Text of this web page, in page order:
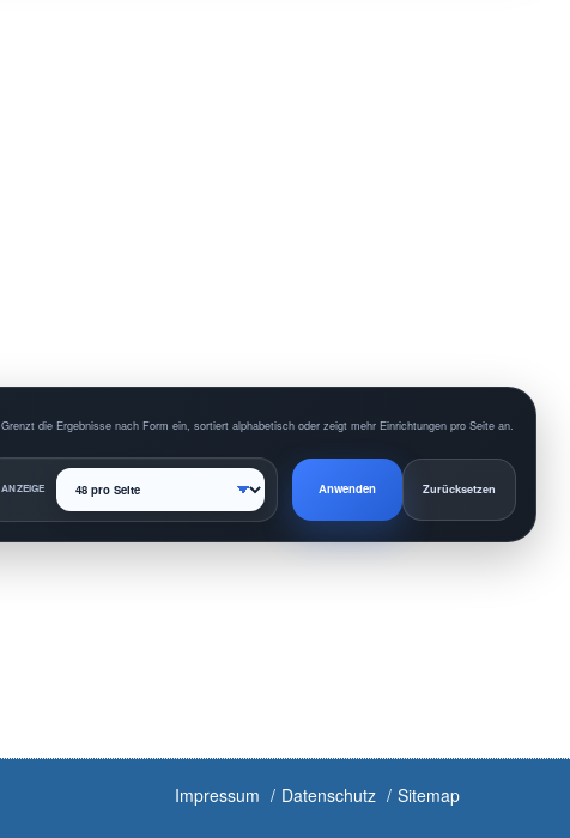
Grenzt die Ergebnisse nach Form ein, sortiert alphabetisch oder zeigt mehr Einrichtungen pro Seite an.
ANZEIGE Anwenden Zurücksetzen
Impressum Datenschutz Sitemap